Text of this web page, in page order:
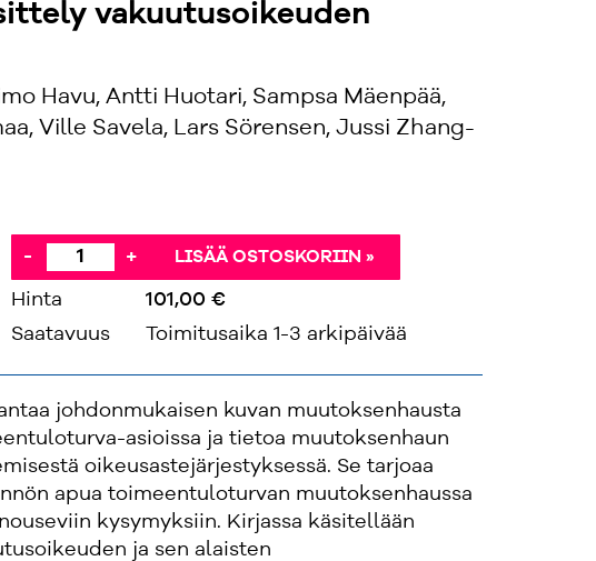
vakuutusoikeuden
Havu, Antti Huotari, Sampsa Mäenpää,
Ville Savela, Lars Sörensen, Jussi Zhang-
- + LISÄÄ OSTOSKORIIN »
Hinta
101,00 €
Saatavuus
Toimitusaika 1-3 arkipäivää
johdonmukaisen kuvan muutoksenhausta
asioissa ja tietoa muutoksenhaun
oikeusastejärjestyksessä. Se tarjoaa
apua toimeentuloturvan muutoksenhaussa
kysymyksiin. Kirjassa käsitellään
ja sen alaisten